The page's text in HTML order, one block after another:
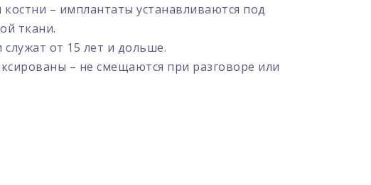
– имплантаты устанавливаются под
ткани.
от 15 лет и дольше.
– не смещаются при разговоре или